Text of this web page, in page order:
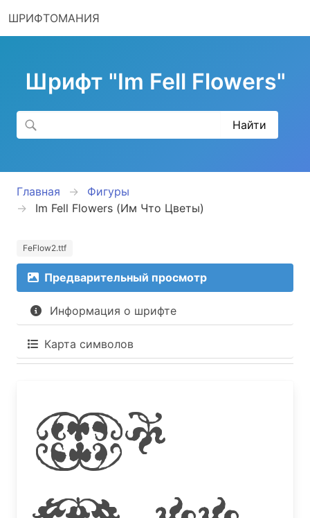
ШРИФТОМАНИЯ
Шрифт "Im Fell Flowers"
Главная
Фигуры
Im Fell Flowers (Им Что Цветы)
FeFlow2.ttf
Предварительный просмотр
Информация о шрифте
Карта символов
Im